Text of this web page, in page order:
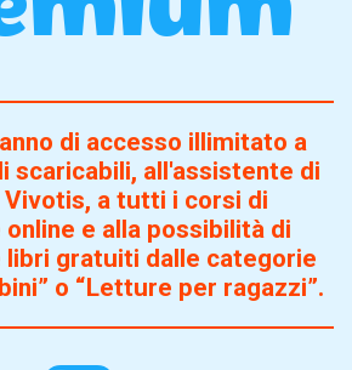
di accesso illimitato a
scaricabili, all'assistente di
a tutti i corsi di
e alla possibilità di
libri gratuiti dalle categorie
o “Letture per ragazzi”.